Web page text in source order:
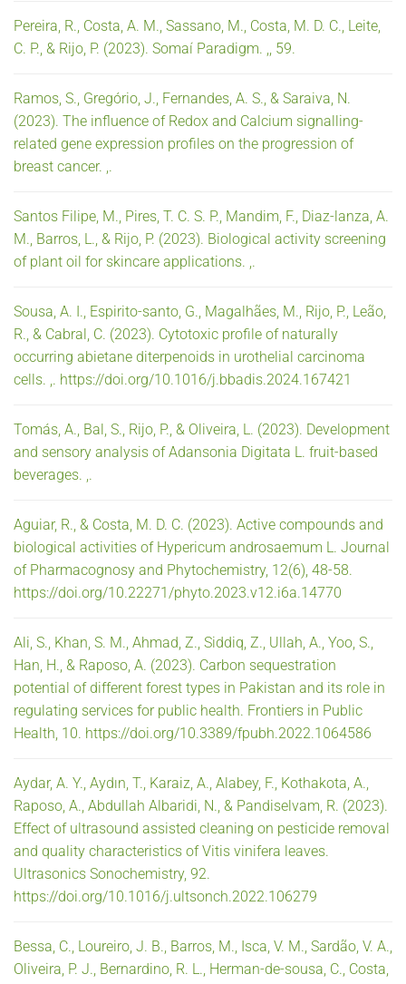
Pereira, R., Costa, A. M., Sassano, M., Costa, M. D. C., Leite,
C. P., & Rijo, P. (2023). Somaí Paradigm. ,, 59.
Ramos, S., Gregório, J., Fernandes, A. S., & Saraiva, N.
(2023). The influence of Redox and Calcium signalling-
related gene expression profiles on the progression of
breast cancer. ,.
Santos Filipe, M., Pires, T. C. S. P., Mandim, F., Diaz-lanza, A.
M., Barros, L., & Rijo, P. (2023). Biological activity screening
of plant oil for skincare applications. ,.
Sousa, A. I., Espirito-santo, G., Magalhães, M., Rijo, P., Leão,
R., & Cabral, C. (2023). Cytotoxic profile of naturally
occurring abietane diterpenoids in urothelial carcinoma
cells. ,. https://doi.org/10.1016/j.bbadis.2024.167421
Tomás, A., Bal, S., Rijo, P., & Oliveira, L. (2023). Development
and sensory analysis of Adansonia Digitata L. fruit-based
beverages. ,.
Aguiar, R., & Costa, M. D. C. (2023). Active compounds and
biological activities of Hypericum androsaemum L. Journal
of Pharmacognosy and Phytochemistry, 12(6), 48-58.
https://doi.org/10.22271/phyto.2023.v12.i6a.14770
Ali, S., Khan, S. M., Ahmad, Z., Siddiq, Z., Ullah, A., Yoo, S.,
Han, H., & Raposo, A. (2023). Carbon sequestration
potential of different forest types in Pakistan and its role in
regulating services for public health. Frontiers in Public
Health, 10. https://doi.org/10.3389/fpubh.2022.1064586
Aydar, A. Y., Aydın, T., Karaiz, A., Alabey, F., Kothakota, A.,
Raposo, A., Abdullah Albaridi, N., & Pandiselvam, R. (2023).
Effect of ultrasound assisted cleaning on pesticide removal
and quality characteristics of Vitis vinifera leaves.
Ultrasonics Sonochemistry, 92.
https://doi.org/10.1016/j.ultsonch.2022.106279
Bessa, C., Loureiro, J. B., Barros, M., Isca, V. M., Sardão, V. A.,
Oliveira, P. J., Bernardino, R. L., Herman-de-sousa, C., Costa,